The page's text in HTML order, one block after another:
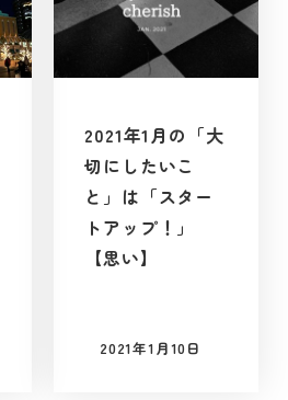
2021年1月の「大
切にしたいこ
と」は「スター
トアップ！」
【思い】
投稿日
2021年1月10日